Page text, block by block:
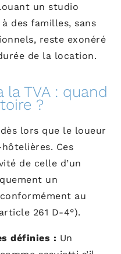
un studio
des familles, sans
reste exonéré
de la location.
TVA : quand
?
lors que le loueur
Ces
de celle d’un
un
au
261 D-4°).
définies : Un